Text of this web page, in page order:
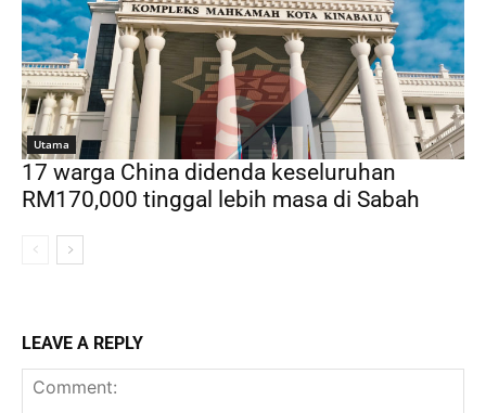
Utama
17 warga China didenda keseluruhan
RM170,000 tinggal lebih masa di Sabah
LEAVE A REPLY